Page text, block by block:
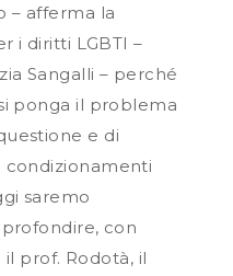
– afferma la
i diritti LGBTI –
Sangalli – perché
ponga il problema
e di
saremo
con
prof. Rodotà, il